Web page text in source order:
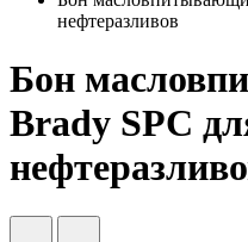
нефтеразливов
Бон
Brady SPC